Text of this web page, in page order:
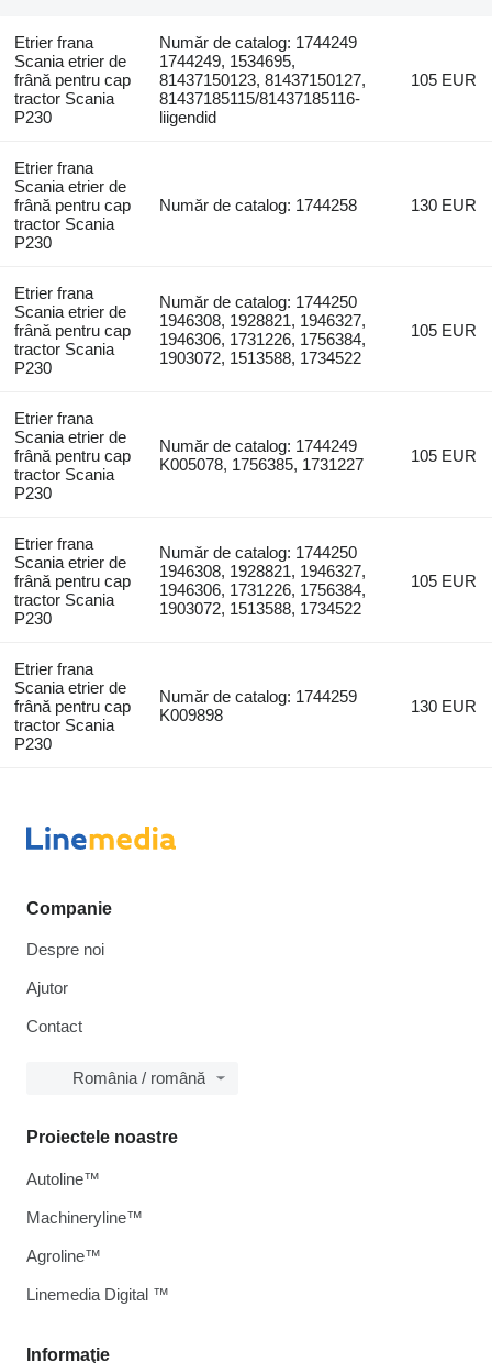
Etrier frana
Scania etrier de
frână pentru cap
tractor Scania
P230
Număr de catalog: 1744249
1744249, 1534695,
81437150123, 81437150127,
81437185115/81437185116-
liigendid
105 EUR
Etrier frana
Scania etrier de
frână pentru cap
tractor Scania
P230
Număr de catalog: 1744258 130 EUR
Etrier frana
Scania etrier de
frână pentru cap
tractor Scania
P230
Număr de catalog: 1744250
1946308, 1928821, 1946327,
1946306, 1731226, 1756384,
1903072, 1513588, 1734522
105 EUR
Etrier frana
Scania etrier de
frână pentru cap
tractor Scania
P230
Număr de catalog: 1744249
K005078, 1756385, 1731227
105 EUR
Etrier frana
Scania etrier de
frână pentru cap
tractor Scania
P230
Număr de catalog: 1744250
1946308, 1928821, 1946327,
1946306, 1731226, 1756384,
1903072, 1513588, 1734522
105 EUR
Etrier frana
Scania etrier de
frână pentru cap
tractor Scania
P230
Număr de catalog: 1744259
K009898
130 EUR
Companie
Despre noi
Ajutor
Contact
România / română
Informaţie
Proiectele noastre
Autoline™
Machineryline™
Agroline™
Linemedia Digital ™